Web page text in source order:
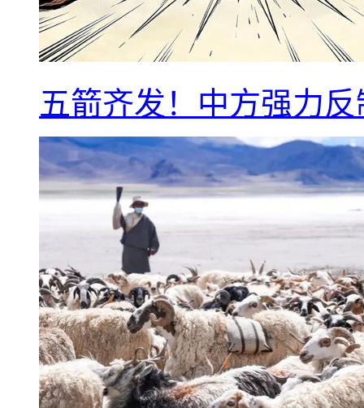
五箭齐发！中方强力